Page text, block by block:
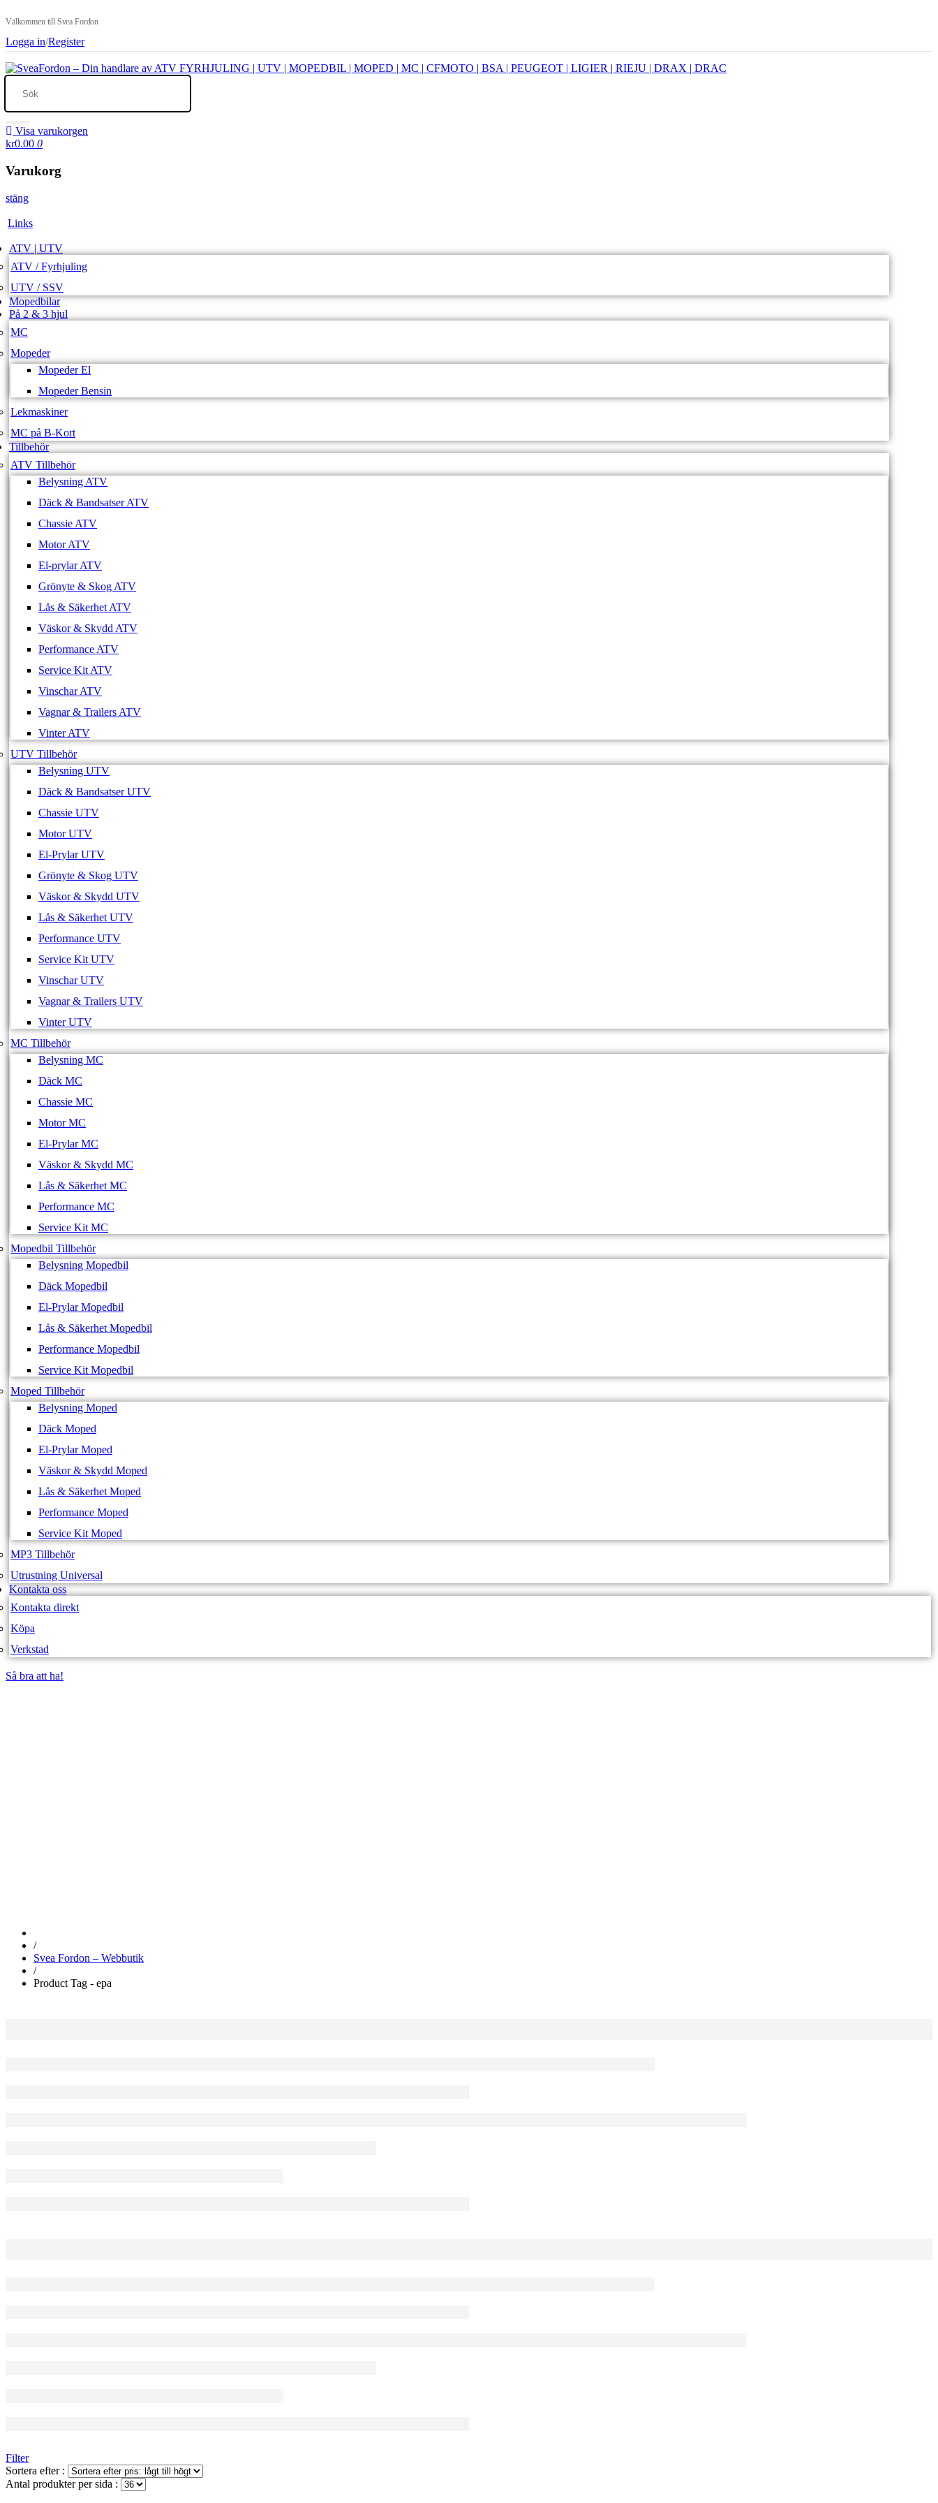
Välkommen till Svea Fordon
Logga in/Register
Visa varukorgen
kr0.00 0
Varukorg
stäng
Links
ATV | UTV
ATV / Fyrhjuling
UTV / SSV
Mopedbilar
På 2 & 3 hjul
MC
Mopeder
Mopeder El
Mopeder Bensin
Lekmaskiner
MC på B-Kort
Tillbehör
ATV Tillbehör
Belysning ATV
Däck & Bandsatser ATV
Chassie ATV
Motor ATV
El-prylar ATV
Grönyte & Skog ATV
Lås & Säkerhet ATV
Väskor & Skydd ATV
Performance ATV
Service Kit ATV
Vinschar ATV
Vagnar & Trailers ATV
Vinter ATV
UTV Tillbehör
Belysning UTV
Däck & Bandsatser UTV
Chassie UTV
Motor UTV
El-Prylar UTV
Grönyte & Skog UTV
Väskor & Skydd UTV
Lås & Säkerhet UTV
Performance UTV
Service Kit UTV
Vinschar UTV
Vagnar & Trailers UTV
Vinter UTV
MC Tillbehör
Belysning MC
Däck MC
Chassie MC
Motor MC
El-Prylar MC
Väskor & Skydd MC
Lås & Säkerhet MC
Performance MC
Service Kit MC
Mopedbil Tillbehör
Belysning Mopedbil
Däck Mopedbil
El-Prylar Mopedbil
Lås & Säkerhet Mopedbil
Performance Mopedbil
Service Kit Mopedbil
Moped Tillbehör
Belysning Moped
Däck Moped
El-Prylar Moped
Väskor & Skydd Moped
Lås & Säkerhet Moped
Performance Moped
Service Kit Moped
MP3 Tillbehör
Utrustning Universal
Kontakta oss
Kontakta direkt
Köpa
Verkstad
Så bra att ha!
/
Svea Fordon – Webbutik
/
Product Tag - epa
Filter
Sortera efter :
Antal produkter per sida :